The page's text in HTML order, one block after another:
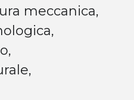
meccanica,